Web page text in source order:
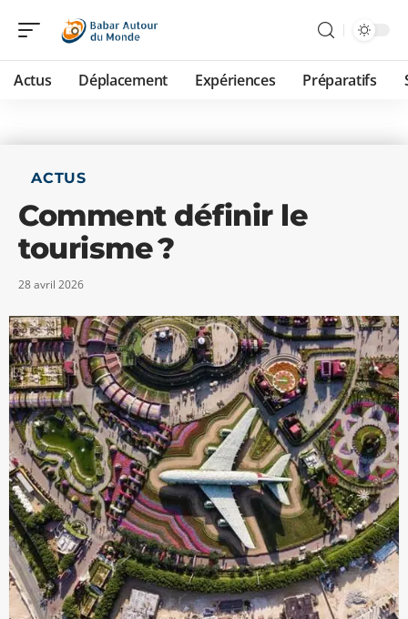
Actus Déplacement Expériences Préparatifs
ACTUS
Comment définir le
tourisme ?
28 avril 2026